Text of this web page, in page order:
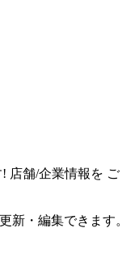
! 店舗/企業情報を ご
新・編集できます。